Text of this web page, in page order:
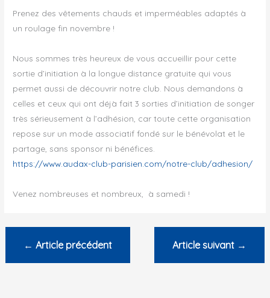
Prenez des vêtements chauds et imperméables adaptés à
un roulage fin novembre !
Nous sommes très heureux de vous accueillir pour cette
sortie d’initiation à la longue distance gratuite qui vous
permet aussi de découvrir notre club. Nous demandons à
celles et ceux qui ont déjà fait 3 sorties d’initiation de songer
très sérieusement à l’adhésion, car toute cette organisation
repose sur un mode associatif fondé sur le bénévolat et le
partage, sans sponsor ni bénéfices.
https://www.audax-club-parisien.com/notre-club/adhesion/
Venez nombreuses et nombreux, à samedi !
← Article précédent Article suivant →